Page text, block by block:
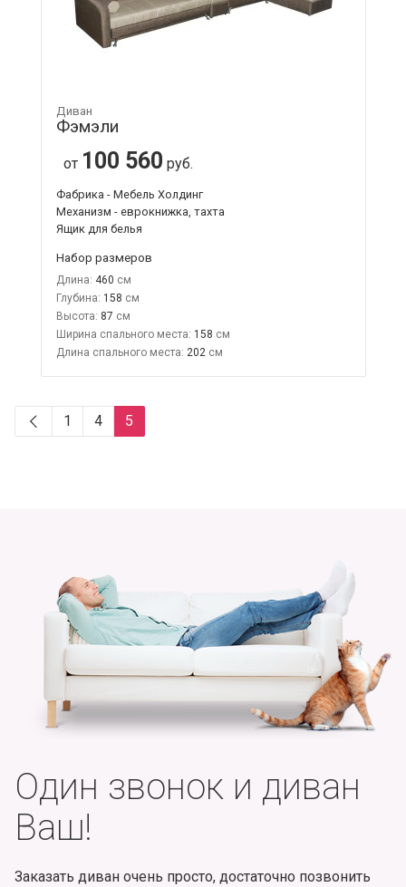
Диван
Фэмэли
от 100 560 руб.
Фабрика - Мебель Холдинг
Механизм - еврокнижка, тахта
Ящик для белья
Набор размеров
Длина: 460
Глубина: 158
Высота: 87
Ширина спального места: 158
Длина спального места: 202
1 4 5
Один звонок и диван
Ваш!
Заказать диван очень просто, достаточно позвонить